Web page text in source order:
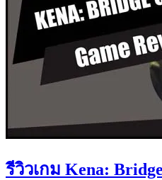
รีวิวเกม Kena: